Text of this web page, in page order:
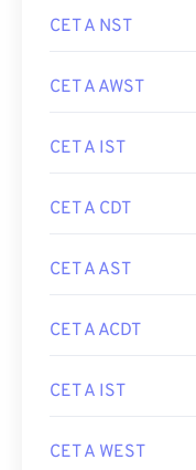
CET A NST
CET A AWST
CET A IST
CET A CDT
CET A AST
CET A ACDT
CET A IST
CET A WEST